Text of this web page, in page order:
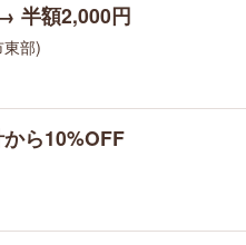
半額2,000円
部)
ら10%OFF